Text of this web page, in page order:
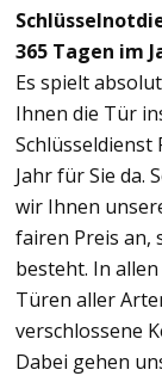
365 Tagen im
Es spielt
Ihnen die Tür
Schlüsseldienst
Jahr für Sie da.
wir Ihnen
fairen Preis an,
besteht. In
Türen aller
verschlossene
Dabei gehen